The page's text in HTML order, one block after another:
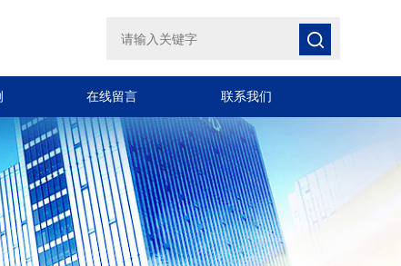
在线留言 联系我们